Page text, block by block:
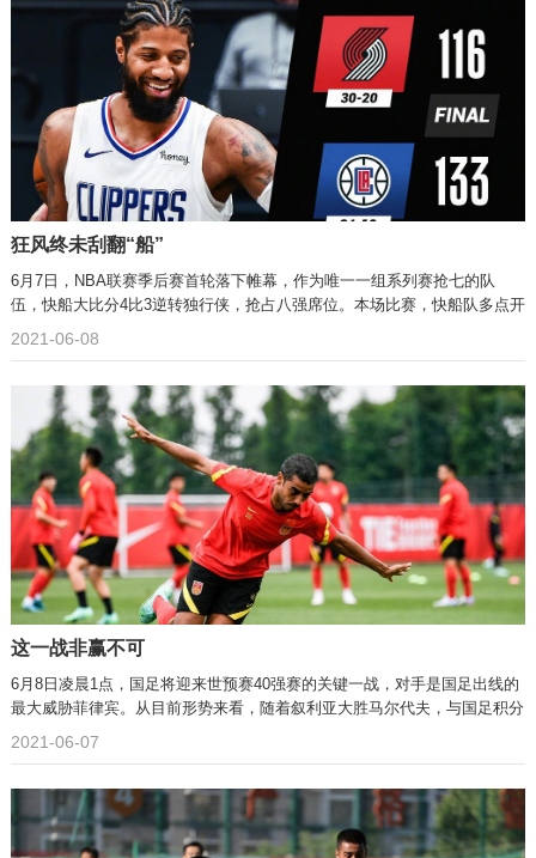
狂风终未刮翻“船”
6月7日，NBA联赛季后赛首轮落下帷幕，作为唯一一组系列赛抢七的队
伍，快船大比分4比3逆转独行侠，抢占八强席位。本场比赛，快船队多点开
花7人得分上双，力压东契奇。泰伦·卢使用小个阵容效果出人意料地好。
2021-06-08
这一战非赢不可
6月8日凌晨1点，国足将迎来世预赛40强赛的关键一战，对手是国足出线的
最大威胁菲律宾。从目前形势来看，随着叙利亚大胜马尔代夫，与国足积分
拉大至8分，意味着国足“争一”出线仅存理论可能，争夺最好成绩小组第二
2021-06-07